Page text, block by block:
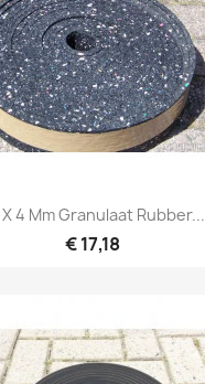
4 Mm Granulaat Rubber...
€ 17,18